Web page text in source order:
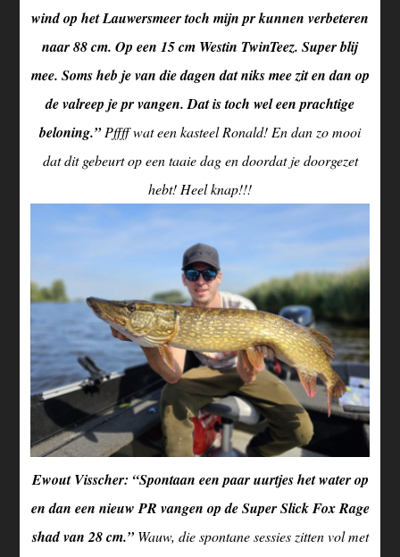
wind op het Lauwersmeer toch mijn pr kunnen verbeteren
naar 88 cm. Op een 15 cm Westin TwinTeez. Super blij
mee. Soms heb je van die dagen dat niks mee zit en dan op
de valreep je pr vangen. Dat is toch wel een prachtige
beloning.”Pffff wat een kasteel Ronald! En dan zo mooi
dat dit gebeurt op een taaie dag en doordat je doorgezet
hebt! Heel knap!!!
Ewout Visscher: “Spontaan een paar uurtjes het water op
en dan een nieuw PR vangen op de Super Slick Fox Rage
shad van 28 cm.”Wauw, die spontane sessies zitten vol met